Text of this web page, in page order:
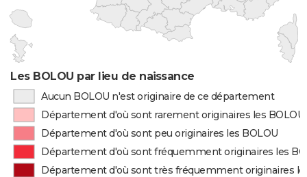
Les BOLOU par lieu de naissance
Aucun BOLOU n'est originaire de ce département
Département d'où sont rarement originaires les BOLOU
Département d'où sont peu originaires les BOLOU
Département d'où sont fréquemment originaires les
Département d'où sont très fréquemment originaires